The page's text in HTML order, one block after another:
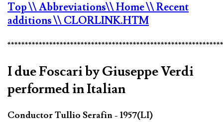
Top\\ Abbreviations\\ Home\\ Recent
additions\\ CLORLINK.HTM
I due Foscari by Giuseppe Verdi
performed in Italian
Conductor Tullio Serafin - 1957(LI)